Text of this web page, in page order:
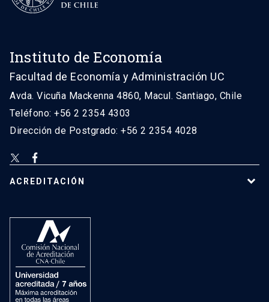
Instituto de Economía
Facultad de Economía y Administración UC
Avda. Vicuña Mackenna 4860, Macul. Santiago, Chile
Teléfono: +56 2 2354 4303
Dirección de Postgrado: +56 2 2354 4028
ACREDITACIÓN